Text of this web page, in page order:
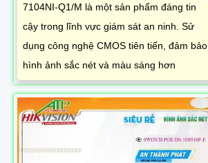
7104NI-Q1/M là một sản phẩm đáng tin
cậy trong lĩnh vực giám sát an ninh. Sử
dụng công nghệ CMOS tiên tiến, đảm bảo
hình ảnh sắc nét và màu sáng hơn